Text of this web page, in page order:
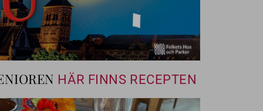
HÄR FINNS RECEPTEN